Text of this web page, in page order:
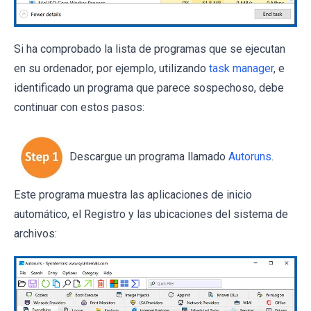
Si ha comprobado la lista de programas que se ejecutan
en su ordenador, por ejemplo, utilizando task manager, e
identificado un programa que parece sospechoso, debe
continuar con estos pasos:
Descargue un programa llamado Autoruns.
Este programa muestra las aplicaciones de inicio
automático, el Registro y las ubicaciones del sistema de
archivos: